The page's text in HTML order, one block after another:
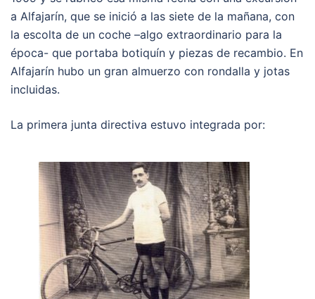
a Alfajarín, que se inició a las siete de la mañana, con
la escolta de un coche –algo extraordinario para la
época- que portaba botiquín y piezas de recambio. En
Alfajarín hubo un gran almuerzo con rondalla y jotas
incluidas.
La primera junta directiva estuvo integrada por: